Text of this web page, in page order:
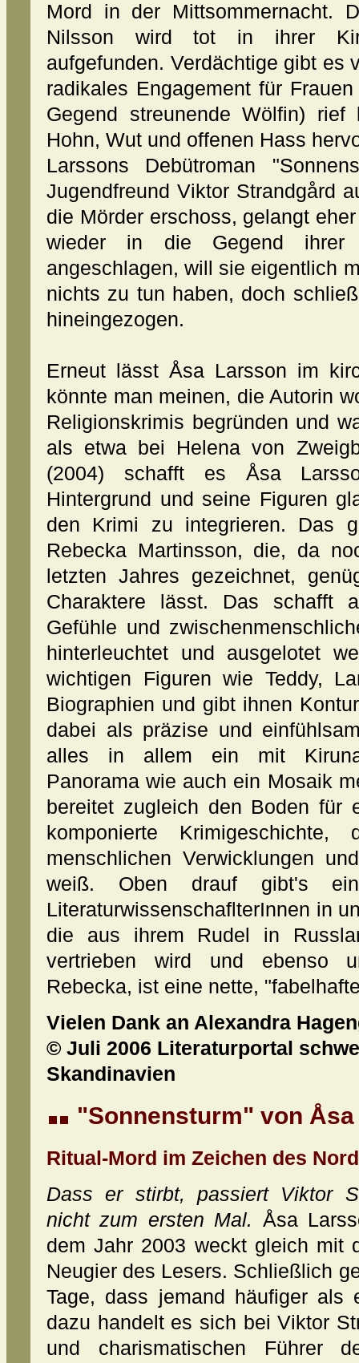
Mord in der Mittsommernacht.
Nilsson wird tot in ihrer
aufgefunden. Verdächtige gibt es
radikales Engagement für
Gegend streunende Wölfin) rief
Hohn, Wut und offenen Hass
Larssons Debütroman
Jugendfreund Viktor Strandgård
die Mörder erschoss, gelangt
wieder in die Gegend ihrer
angeschlagen, will sie eigentlich
nichts zu tun haben, doch
hineingezogen.
Erneut lässt Åsa Larsson im
könnte man meinen, die Autorin
Religionskrimis begründen und
als etwa bei Helena von
(2004) schafft es Åsa
Hintergrund und seine Figuren
den Krimi zu integrieren. Das
Rebecka Martinsson, die, da
letzten Jahres gezeichnet,
Charaktere lässt. Das schafft
Gefühle und
hinterleuchtet und ausgelotet
wichtigen Figuren wie Teddy,
Biographien und gibt ihnen
dabei als präzise und
alles in allem ein mit Kiruna
Panorama wie auch ein Mosaik
bereitet zugleich den Boden für
komponierte
menschlichen Verwicklungen
weiß. Oben drauf gibt's
LiteraturwissenschaflterInnen in
die aus ihrem Rudel in
vertrieben wird und ebenso
Rebecka, ist eine nette,
Vielen Dank an Alexandra
© Juli 2006 Literaturportal
Skandinavien
"Sonnensturm" von
Ritual-Mord im Zeichen des
Dass er stirbt, passiert Viktor
nicht zum ersten Mal. Åsa
dem Jahr 2003 weckt gleich mit
Neugier des Lesers. Schließlich
Tage, dass jemand häufiger als
dazu handelt es sich bei Viktor
und charismatischen Führer